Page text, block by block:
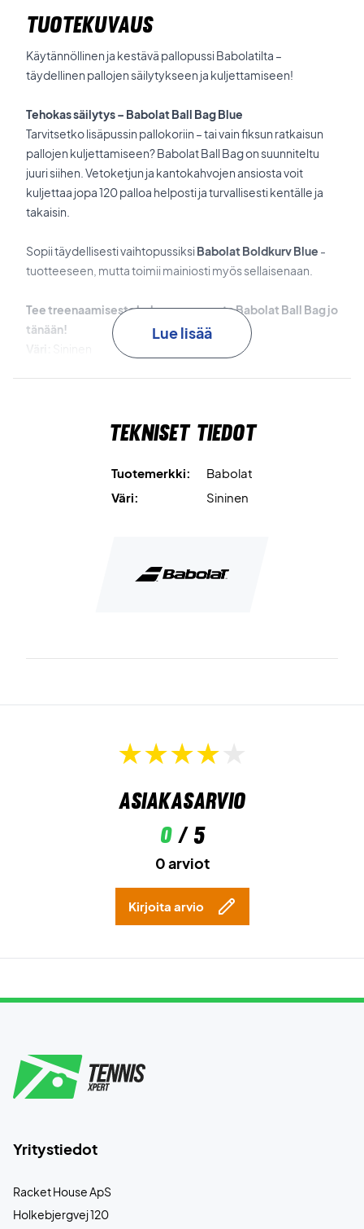
TUOTEKUVAUS
Käytännöllinen ja kestävä pallopussi Babolatilta –
täydellinen pallojen säilytykseen ja kuljettamiseen!
Tehokas säilytys – Babolat Ball Bag Blue
Tarvitsetko lisäpussin pallokoriin – tai vain fiksun ratkaisun
pallojen kuljettamiseen? Babolat Ball Bag on suunniteltu
juuri siihen. Vetoketjun ja kantokahvojen ansiosta voit
kuljettaa jopa 120 palloa helposti ja turvallisesti kentälle ja
takaisin.
Sopii täydellisesti vaihtopussiksi Babolat Boldkurv Blue -
tuotteeseen, mutta toimii mainiosti myös sellaisenaan.
Tee treenaamisesta helpompaa – osta Babolat Ball Bag jo
tänään!
Lue lisää
Tekniset tiedot
Tuotemerkki:
Babolat
Väri:
Sininen
Asiakasarvio
0/ 5
0 arviot
Kirjoita arvio
Yritystiedot
Racket House ApS
Holkebjergvej 120